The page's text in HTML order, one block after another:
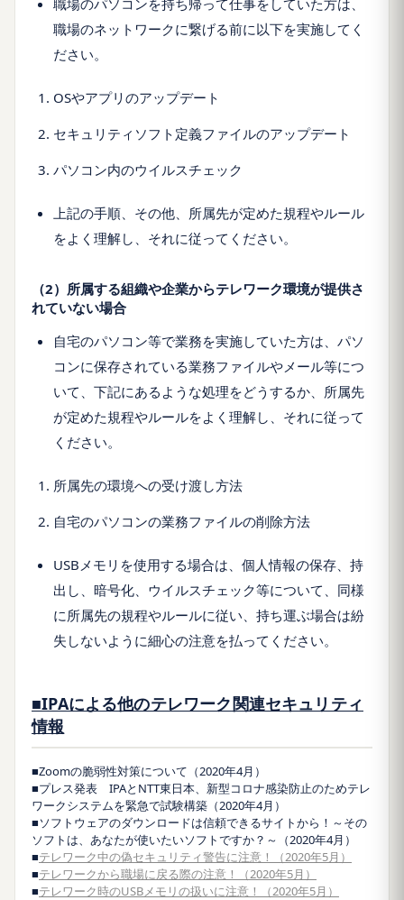
職場のパソコンを持ち帰って仕事をしていた方は、
職場のネットワークに繋げる前に以下を実施してく
ださい。
OSやアプリのアップデート
セキュリティソフト定義ファイルのアップデート
パソコン内のウイルスチェック
上記の手順、その他、所属先が定めた規程やルール
をよく理解し、それに従ってください。
（2）所属する組織や企業からテレワーク環境が提供さ
れていない場合
自宅のパソコン等で業務を実施していた方は、パソ
コンに保存されている業務ファイルやメール等につ
いて、下記にあるような処理をどうするか、所属先
が定めた規程やルールをよく理解し、それに従って
ください。
所属先の環境への受け渡し方法
自宅のパソコンの業務ファイルの削除方法
USBメモリを使用する場合は、個人情報の保存、持
出し、暗号化、ウイルスチェック等について、同様
に所属先の規程やルールに従い、持ち運ぶ場合は紛
失しないように細心の注意を払ってください。
■IPAによる他のテレワーク関連セキュリティ
情報
■Zoomの脆弱性対策について（2020年4月）
■プレス発表 IPAとNTT東日本、新型コロナ感染防止のためテレ
ワークシステムを緊急で試験構築（2020年4月）
■ソフトウェアのダウンロードは信頼できるサイトから！～その
ソフトは、あなたが使いたいソフトですか？～（2020年4月）
■テレワーク中の偽セキュリティ警告に注意！（2020年5月）
■テレワークから職場に戻る際の注意！（2020年5月）
■テレワーク時のUSBメモリの扱いに注意！（2020年5月）